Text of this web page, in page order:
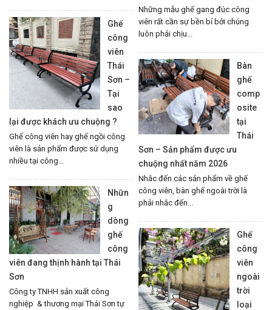
Những mẫu ghế gang đúc công
viên rất cần sự bền bỉ bởi chúng
luôn phải chịu...
Ghế
công
viên
Thái
Sơn –
Tại
sao
lại được khách ưu chuộng ?
Ghế công viên hay ghế ngồi công
viên là sản phẩm được sử dụng
nhiều tại công...
Bàn
ghế
comp
osite
tại
Thái
Sơn – Sản phẩm được ưu
chuộng nhất năm 2026
Nhắc đến các sản phẩm về ghế
công viên, bàn ghế ngoài trời là
phải nhắc đến...
Nhữn
g
dòng
ghế
công
viên đang thịnh hành tại Thái
Sơn
Công ty TNHH sản xuất công
nghiệp & thương mại Thái Sơn tự
Ghế
công
viên
ngoài
trời
loại